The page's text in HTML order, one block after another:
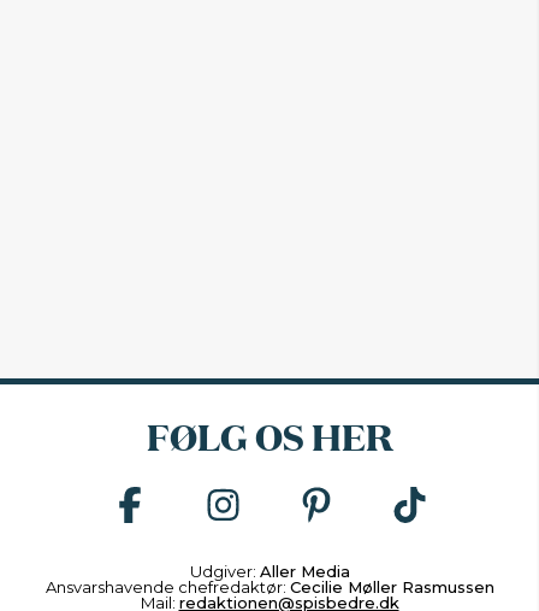
FØLG OS HER
Udgiver: Aller Media
Ansvarshavende chefredaktør: Cecilie Møller Rasmussen
Mail: redaktionen@spisbedre.dk